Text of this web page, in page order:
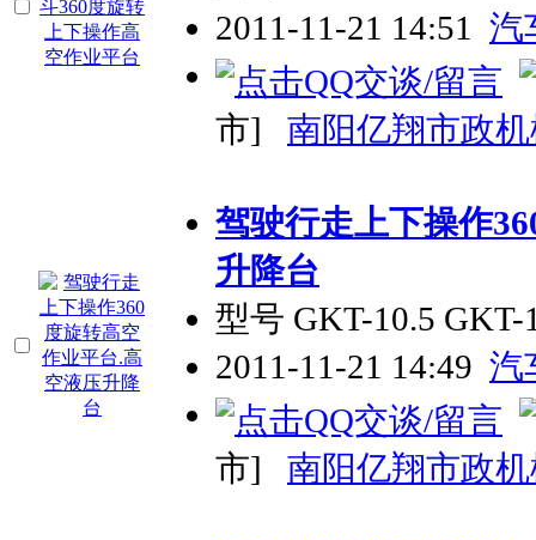
2011-11-21 14:51 汽
市] 南阳亿翔市政
驾驶行走上下操作
升降台
型号 GKT-10.5
2011-11-21 14:49 汽
市] 南阳亿翔市政